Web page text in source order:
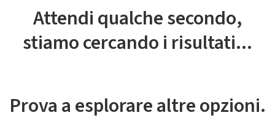
Attendi qualche secondo,
stiamo cercando i risultati...
Prova a esplorare altre opzioni.